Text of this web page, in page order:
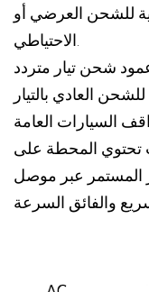
للشحن العرضي أو
عمود شحن تيار متردد
العادي بالتيار
تحتوي المحطة على
المستمر عبر موصل